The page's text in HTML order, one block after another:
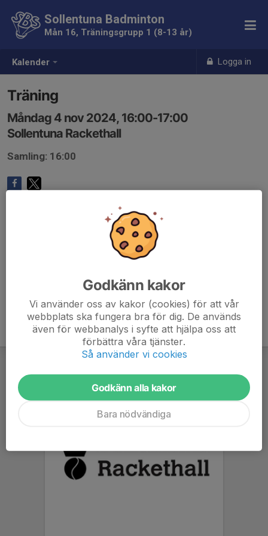
Kalender Logga in
Sollentuna Badminton
Mån 16, Träningsgrupp 1 (8-13 år)
Träning
Måndag 4 nov 2024, 16:00-17:00
Sollentuna Rackethall
Samling: 16:00
Godkänn kakor
Vi använder oss av kakor (cookies) för att vår
webbplats ska fungera bra för dig. De används
även för webbanalys i syfte att hjälpa oss att
förbättra våra tjänster.
Så använder vi cookies
Godkänn alla kakor
Bara nödvändiga